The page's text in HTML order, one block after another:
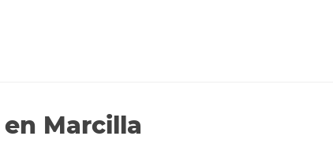
Marcilla